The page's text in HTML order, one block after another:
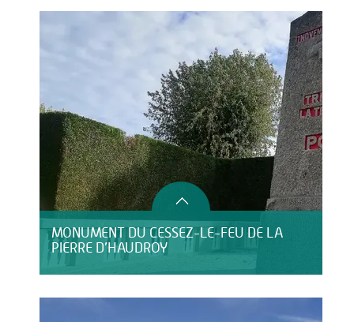
MONUMENT DU CESSEZ-LE-FEU DE LA
PIERRE D’HAUDROY